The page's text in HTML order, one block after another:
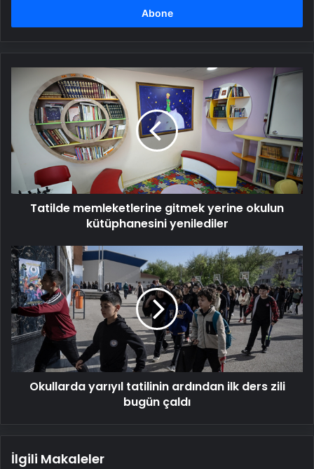
memleketlerine
gitmek
yerine
okulun
kütüphanesini
Tatilde memleketlerine gitmek yerine okulun
kütüphanesini yenilediler
Okullarda
yarıyıl
tatilinin
ardından
ilk
ders
zili
bugün
çaldı
Okullarda yarıyıl tatilinin ardından ilk ders zili
bugün çaldı
İlgili Makaleler